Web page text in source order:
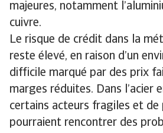
majeures, notamment
cuivre.
Le risque de crédit dans la
reste élevé, en raison d’un
difficile marqué par des prix
marges réduites. Dans l’acier
certains acteurs fragiles et
pourraient rencontrer des